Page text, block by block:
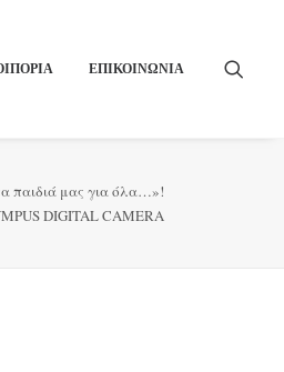
ΕΠΙΚΟΙΝΩΝΙΑ
παιδιά μας για όλα…»!
DIGITAL CAMERA